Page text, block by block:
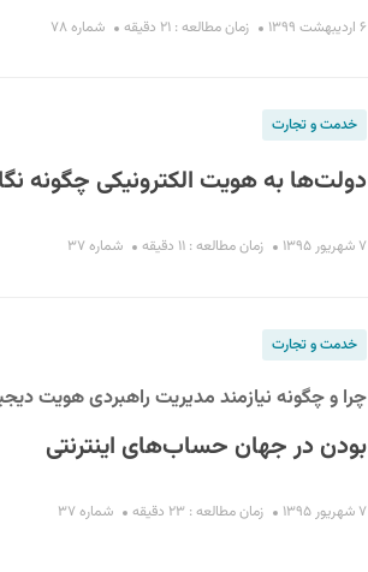
۶ اردیبهشت ۱۳۹۹ زمان مطالعه : ۲۱ دقیقه شماره ۷۸
خدمت و تجارت
دولت‌ها به هویت الکترونیکی چگونه
۷ شهریور ۱۳۹۵ زمان مطالعه : ۱۱ دقیقه شماره ۳۷
خدمت و تجارت
چرا و چگونه نیازمند مدیریت راهبردی هویت
بودن در جهان حساب‌های اینترنتی
۷ شهریور ۱۳۹۵ زمان مطالعه : ۲۳ دقیقه شماره ۳۷